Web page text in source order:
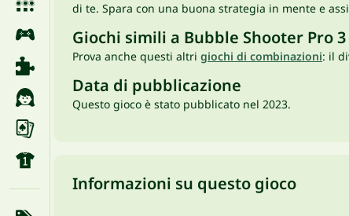
di te. Spara con una buona strategia in mente e
Giochi simili a Bubble Shooter Pro 3
Prova anche questi altri giochi di combinazioni: il
Data di pubblicazione
Questo gioco è stato pubblicato nel 2023.
Informazioni su questo gioco